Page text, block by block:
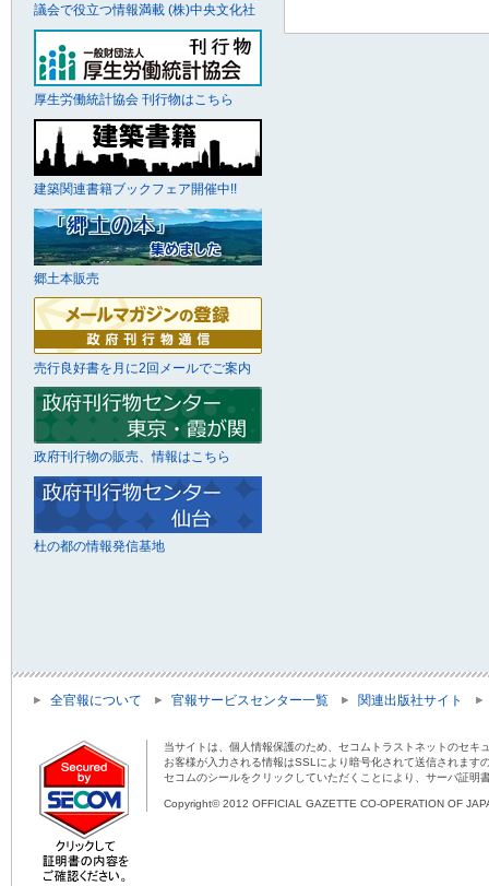
議会で役立つ情報満載 (株)中央文化社
厚生労働統計協会 刊行物はこちら
建築関連書籍ブックフェア開催中!!
郷土本販売
売行良好書を月に2回メールでご案内
政府刊行物の販売、情報はこちら
杜の都の情報発信基地
全官報について 官報サービスセンター一覧 関連出版社サイト
当サイトは、個人情報保護のため、セコムトラストネットのセキ
お客様が入力される情報はSSLにより暗号化されて送信されま
セコムのシールをクリックしていただくことにより、サーバ証明
Copyright© 2012 OFFICIAL GAZETTE CO-OPERATION OF